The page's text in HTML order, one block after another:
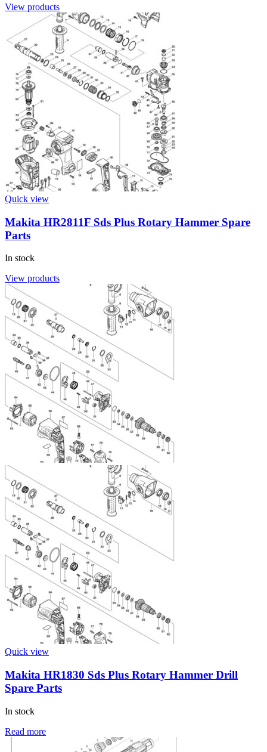
View products
Quick view
Makita HR2811F Sds Plus Rotary Hammer Spare
Parts
In stock
View products
Quick view
Makita HR1830 Sds Plus Rotary Hammer Drill
Spare Parts
In stock
Read more